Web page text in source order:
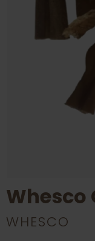
Whesco
WHESCO